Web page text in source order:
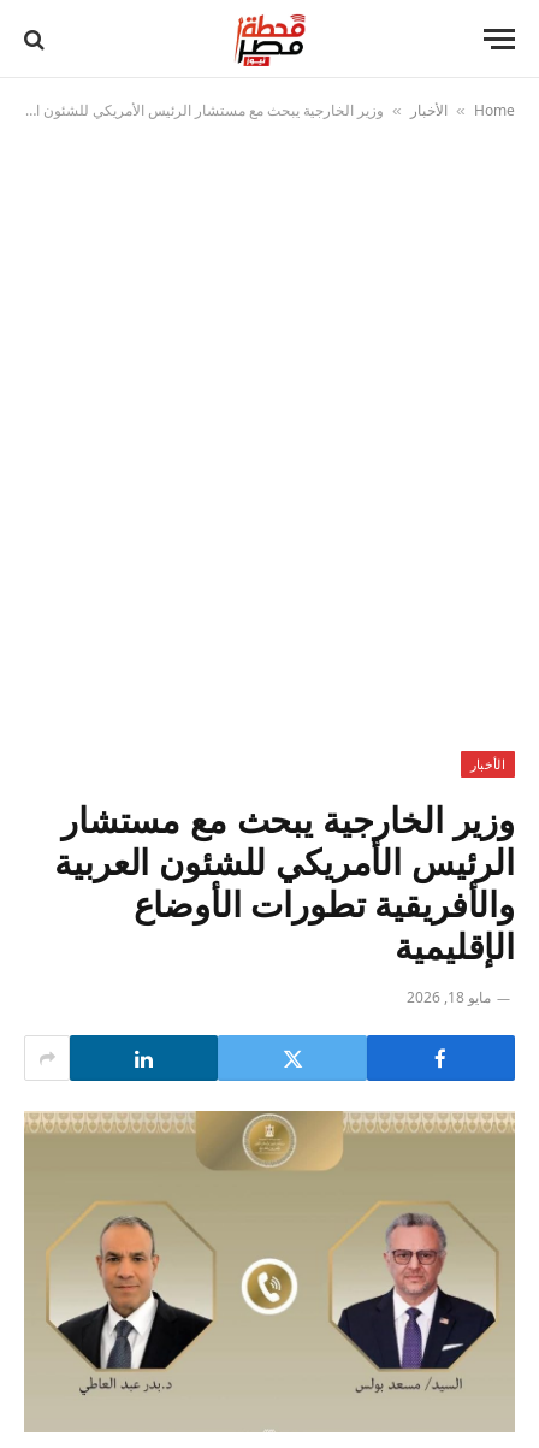
Home
» الأخبار » وزير الخارجية يبحث مع مستشار الرئيس الأمريكي للشئون العربية والأفريقية تطورات الأوضاع الإقليمية
الأخبار
وزير الخارجية يبحث مع مستشار
الرئيس الأمريكي للشئون العربية
والأفريقية تطورات الأوضاع
الإقليمية
مايو 18, 2026